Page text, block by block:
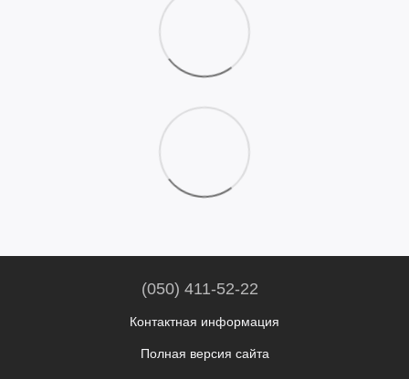
(050) 411-52-22
Контактная информация
Полная версия сайта